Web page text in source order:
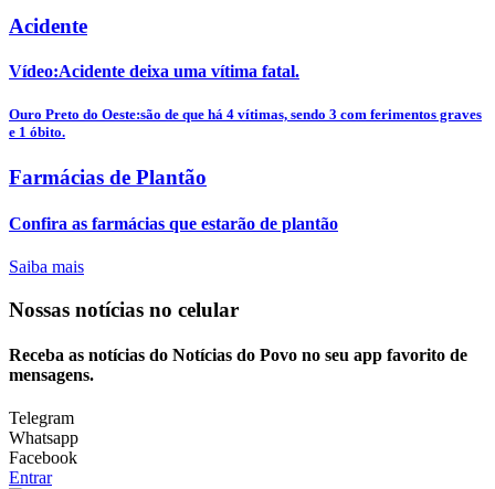
Acidente
Vídeo:Acidente deixa uma vítima fatal.
Ouro Preto do Oeste:são de que há 4 vítimas, sendo 3 com ferimentos graves
e 1 óbito.
Farmácias de Plantão
Confira as farmácias que estarão de plantão
Saiba mais
Nossas notícias no celular
Receba as notícias do Notícias do Povo no seu app favorito de
mensagens.
Telegram
Whatsapp
Facebook
Entrar